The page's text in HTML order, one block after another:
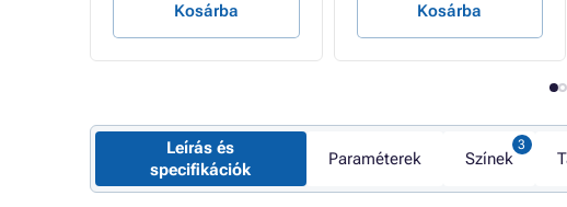
Kosárba Kosárba
Leírás és
specifikációk
Paraméterek Színek